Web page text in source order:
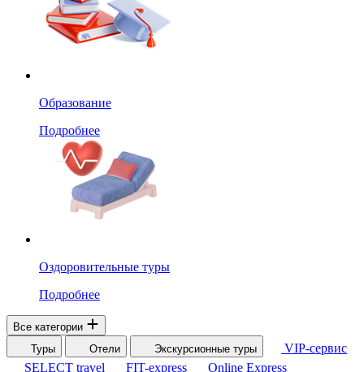
Образование
Подробнее
Оздоровительные туры
Подробнее
Все категории
Туры
Отели Экскурсионные туры
VIP-сервис
SELECT travel
FIT-express Online Express